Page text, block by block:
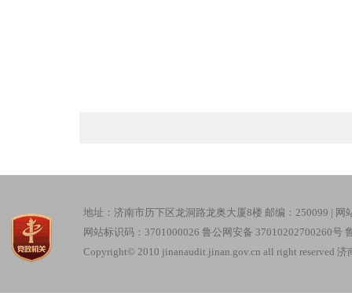
地址：济南市历下区龙洞路龙奥大厦8楼 邮编：250099 | 网
网站标识码：3701000026 鲁公网安备 37010202700260号
Copyright© 2010 jinanaudit.jinan.gov.cn all right reserved